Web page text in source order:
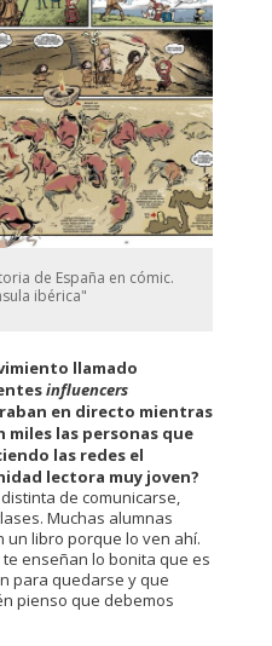
de España en cómic.
ibérica"
llamado
influencers
en directo mientras
miles las personas que
las redes el
lectora muy joven?
de comunicarse,
Muchas alumnas
un libro porque lo ven ahí.
enseñan lo bonita que es
para quedarse y que
pienso que debemos